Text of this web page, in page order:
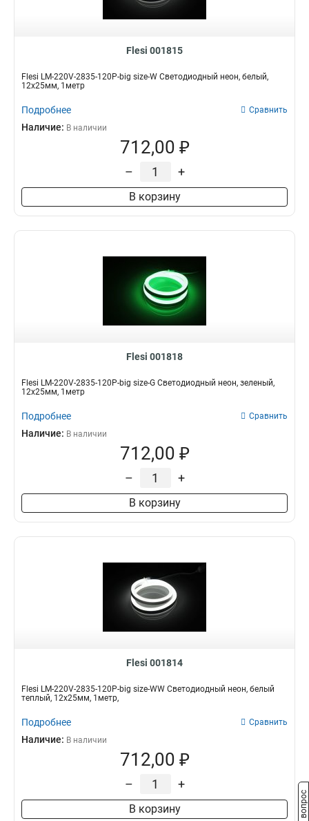
Flesi 001815
Flesi LM-220V-2835-120P-big size-W Светодиодный неон, белый,
12х25мм, 1метр
Подробнее Сравнить
Наличие: В наличии
712,00 ₽
– +
В корзину
Flesi 001818
Flesi LM-220V-2835-120P-big size-G Светодиодный неон, зеленый,
12х25мм, 1метр
Подробнее Сравнить
Наличие: В наличии
712,00 ₽
– +
В корзину
Flesi 001814
Flesi LM-220V-2835-120P-big size-WW Светодиодный неон, белый
теплый, 12х25мм, 1метр,
Подробнее Сравнить
Наличие: В наличии
712,00 ₽
– +
В корзину